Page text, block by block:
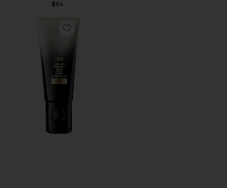
$54
Favorite МАСКА GOLD LUST TRANSFORMATIVE